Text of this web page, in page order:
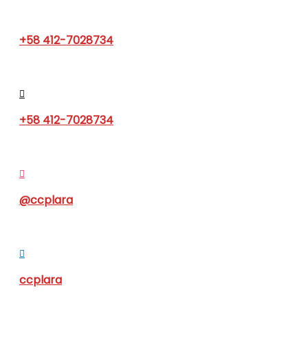
+58 412-7028734
+58 412-7028734
@ccplara
ccplara